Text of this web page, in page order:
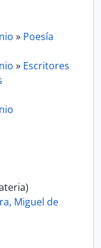
» Poesía
» Escritores
Miguel de